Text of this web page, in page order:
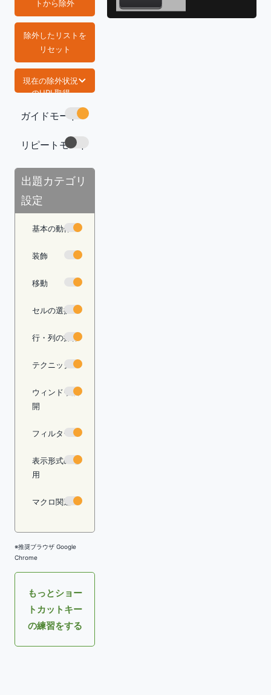
トから除外
除外したリストを
リセット
現在の除外状況
のURL取得
https://com
m/tech/exce
l-func-imab
コピー
ガイドモード
リピートモード
出題カテゴリ
設定
基本の動作
装飾
移動
セルの選択
行・列の操作
テクニック
ウィンドウ展
開
フィルター
表示形式の適
用
マクロ関連
※推奨ブラウザ Google
Chrome
もっとショー
トカットキー
の練習をする